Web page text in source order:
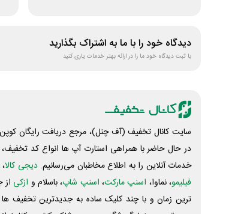
دیدگاه خود را با ما به اشتراک بگذارید
با ثبت دیدگاه خود ما را در ارائه بهتر خدمات یاری کنید
سایت کانال تخفیف (آف چنل)، مرجع دریافت رایگان
در حال حاضر با همراهی استارت آپ ها انواع کد
خدمات آنلاین را به اطلاع مخاطبان می‌رسانیم. دیجی کالا،
فیلیمو، نماوا، اسنپ مارکت، اسنپ شاپ، باسلام و ازکی
ترین زمان و با چند کلیک ساده به جدیدترین تخفیف ها